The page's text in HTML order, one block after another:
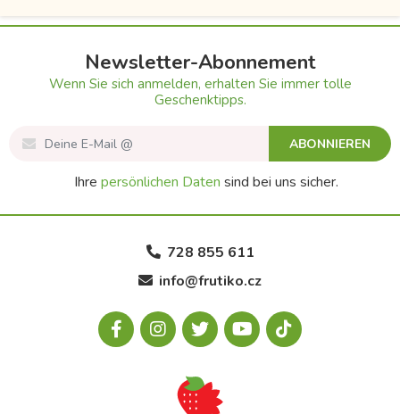
Newsletter-Abonnement
Wenn Sie sich anmelden, erhalten Sie immer tolle
Geschenktipps.
ABONNIEREN
Ihre persönlichen Daten sind bei uns sicher.
728 855 611
info@frutiko.cz